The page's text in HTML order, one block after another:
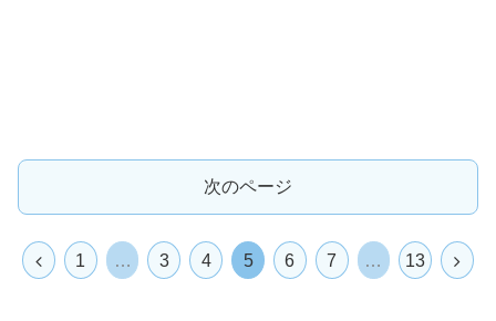
次のページ
前
1 … 3 4 5 6 7 … 13
次